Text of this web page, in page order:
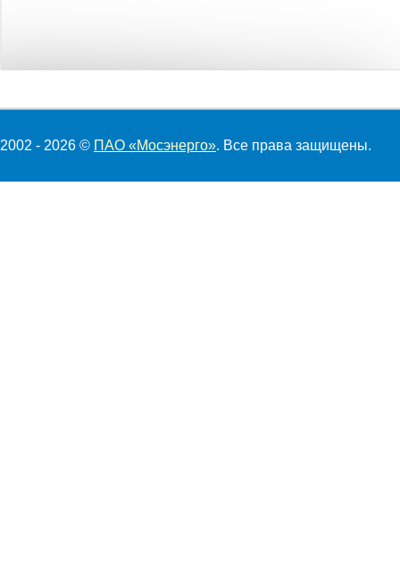
2002 - 2026 © ПАО «Мосэнерго». Все права защищены.